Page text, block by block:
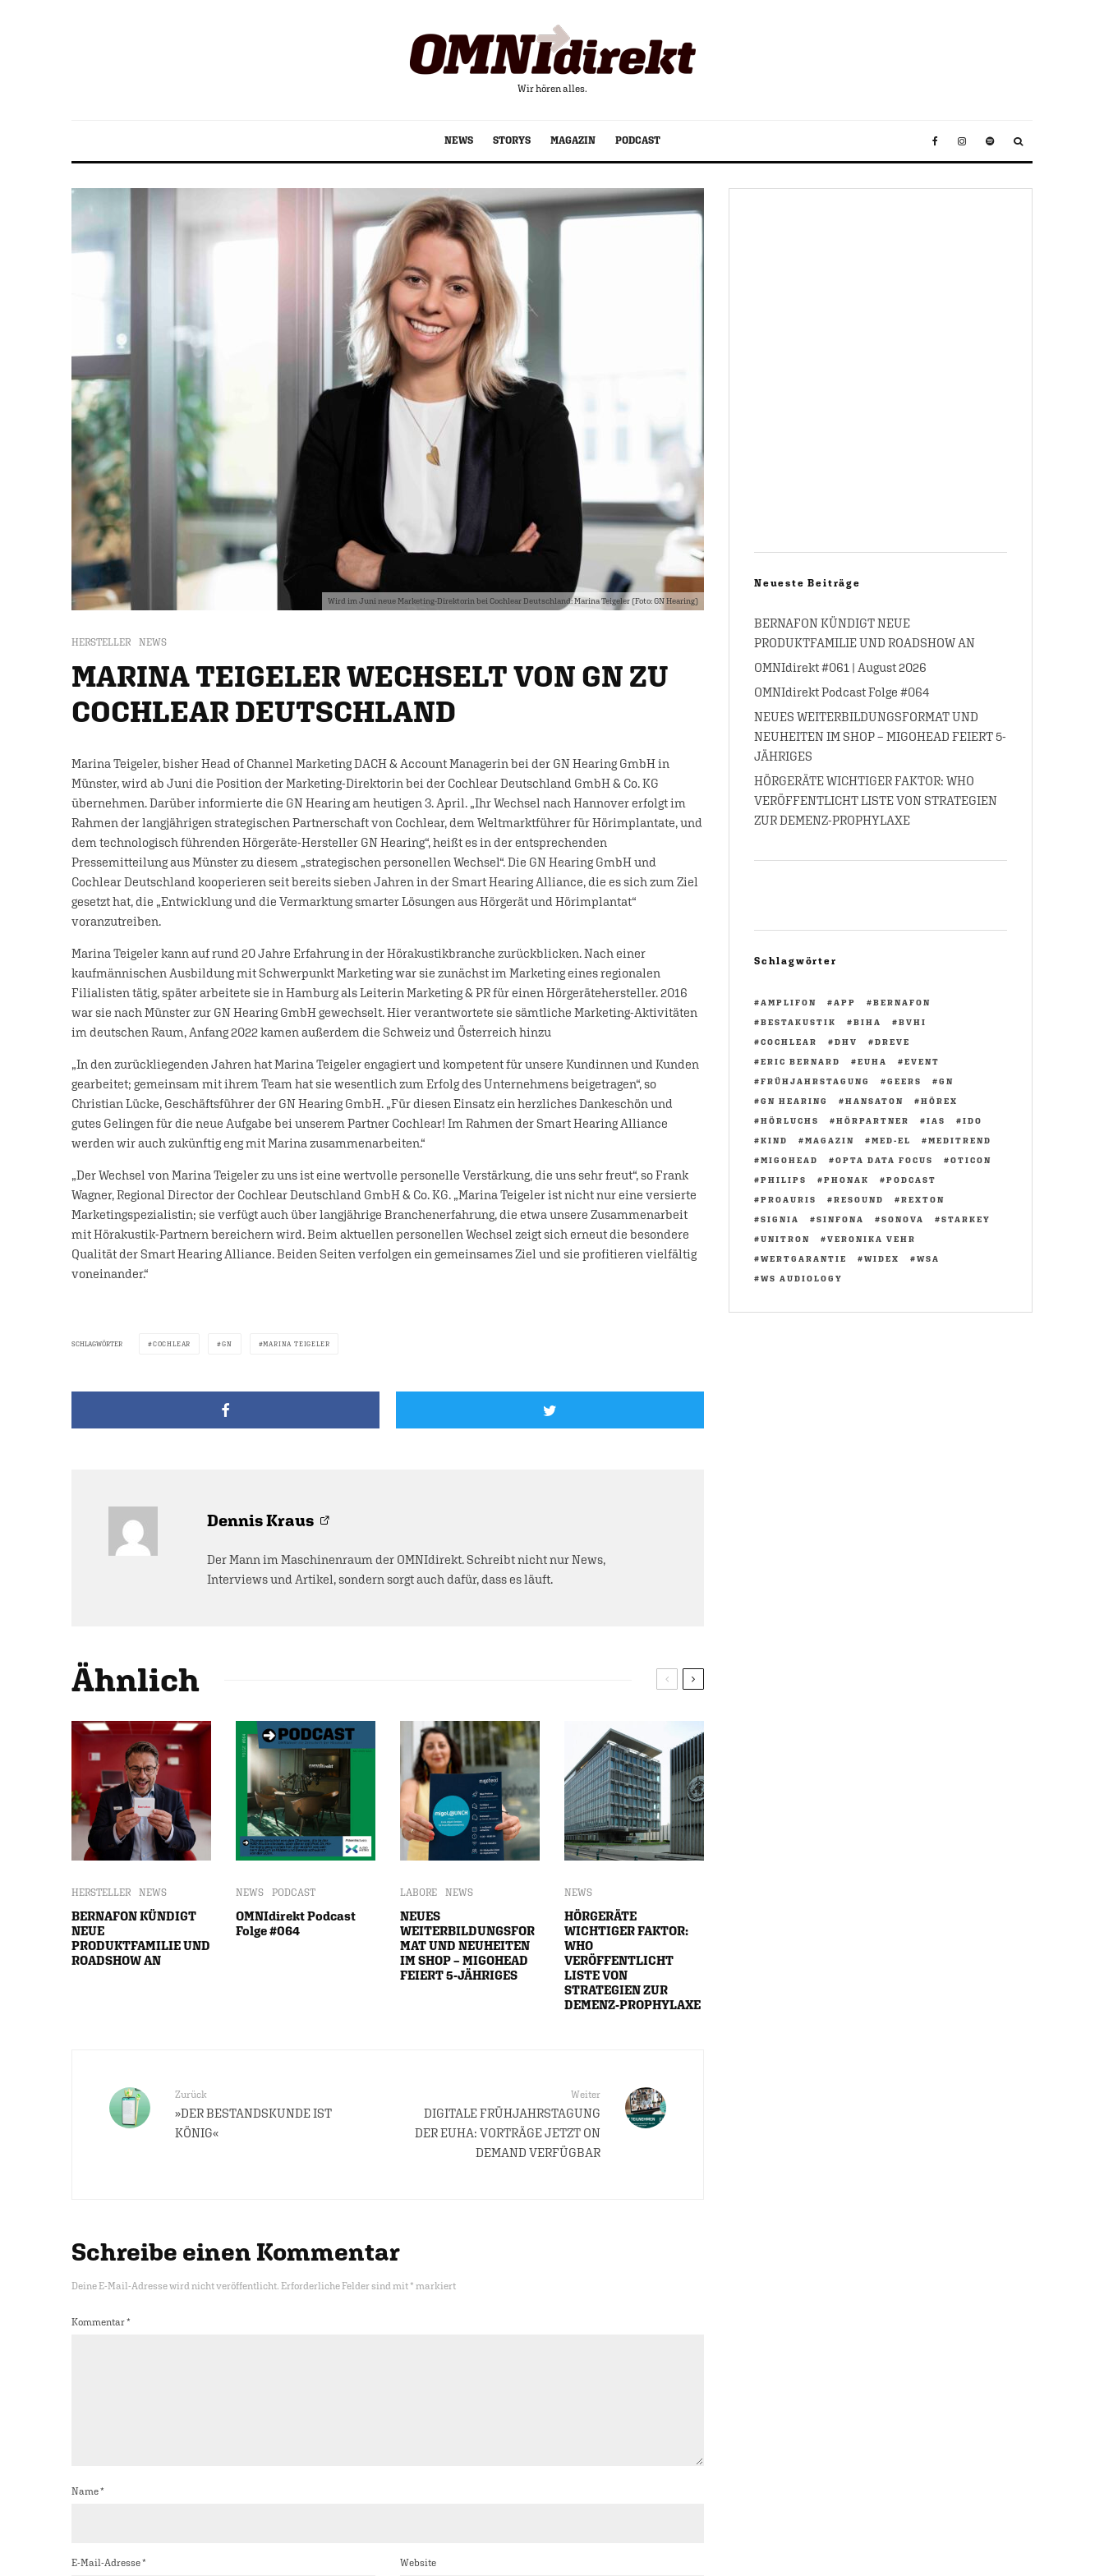
Wir hören alles.
NEWS STORYS MAGAZIN PODCAST
Wird im Juni neue Marketing-Direktorin bei Cochlear Deutschland: Marina Teigeler (Foto: GN Hearing)
HERSTELLER NEWS
MARINA TEIGELER WECHSELT VON GN ZU
COCHLEAR DEUTSCHLAND
Marina Teigeler, bisher Head of Channel Marketing DACH & Account Managerin bei der GN Hearing GmbH in
Münster, wird ab Juni die Position der Marketing-Direktorin bei der Cochlear Deutschland GmbH & Co. KG
übernehmen. Darüber informierte die GN Hearing am heutigen 3. April. „Ihr Wechsel nach Hannover erfolgt im
Rahmen der langjährigen strategischen Partnerschaft von Cochlear, dem Weltmarktführer für Hörimplantate, und
dem technologisch führenden Hörgeräte-Hersteller GN Hearing“, heißt es in der entsprechenden
Pressemitteilung aus Münster zu diesem „strategischen personellen Wechsel“. Die GN Hearing GmbH und
Cochlear Deutschland kooperieren seit bereits sieben Jahren in der Smart Hearing Alliance, die es sich zum Ziel
gesetzt hat, die „Entwicklung und die Vermarktung smarter Lösungen aus Hörgerät und Hörimplantat“
voranzutreiben.
Marina Teigeler kann auf rund 20 Jahre Erfahrung in der Hörakustikbranche zurückblicken. Nach einer
kaufmännischen Ausbildung mit Schwerpunkt Marketing war sie zunächst im Marketing eines regionalen
Filialisten tätig, später arbeitete sie in Hamburg als Leiterin Marketing & PR für einen Hörgerätehersteller. 2016
war sie nach Münster zur GN Hearing GmbH gewechselt. Hier verantwortete sie sämtliche Marketing-Aktivitäten
im deutschen Raum, Anfang 2022 kamen außerdem die Schweiz und Österreich hinzu
„In den zurückliegenden Jahren hat Marina Teigeler engagiert und kompetent für unsere Kundinnen und Kunden
gearbeitet; gemeinsam mit ihrem Team hat sie wesentlich zum Erfolg des Unternehmens beigetragen“, so
Christian Lücke, Geschäftsführer der GN Hearing GmbH. „Für diesen Einsatz ein herzliches Dankeschön und
gutes Gelingen für die neue Aufgabe bei unserem Partner Cochlear! Im Rahmen der Smart Hearing Alliance
werden wir auch zukünftig eng mit Marina zusammenarbeiten.“
„Der Wechsel von Marina Teigeler zu uns ist eine wertvolle personelle Verstärkung, die uns sehr freut“, so Frank
Wagner, Regional Director der Cochlear Deutschland GmbH & Co. KG. „Marina Teigeler ist nicht nur eine versierte
Marketingspezialistin; sie verfügt auch über langjährige Branchenerfahrung, die etwa unsere Zusammenarbeit
mit Hörakustik-Partnern bereichern wird. Beim aktuellen personellen Wechsel zeigt sich erneut die besondere
Qualität der Smart Hearing Alliance. Beiden Seiten verfolgen ein gemeinsames Ziel und sie profitieren vielfältig
voneinander.“
SCHLAGWÖRTER COCHLEAR GN MARINA TEIGELER
Dennis Kraus
Der Mann im Maschinenraum der OMNIdirekt. Schreibt nicht nur News,
Interviews und Artikel, sondern sorgt auch dafür, dass es läuft.
Ähnlich
HERSTELLER NEWS
BERNAFON KÜNDIGT
NEUE
PRODUKTFAMILIE UND
ROADSHOW AN
NEWS PODCAST
OMNIdirekt Podcast
Folge #064
LABORE NEWS
NEUES
WEITERBILDUNGSFOR
MAT UND NEUHEITEN
IM SHOP – MIGOHEAD
FEIERT 5-JÄHRIGES
NEWS
HÖRGERÄTE
WICHTIGER FAKTOR:
WHO
VERÖFFENTLICHT
LISTE VON
STRATEGIEN ZUR
DEMENZ-PROPHYLAXE
Zurück
»DER BESTANDSKUNDE IST
KÖNIG«
Weiter
DIGITALE FRÜHJAHRSTAGUNG
DER EUHA: VORTRÄGE JETZT ON
DEMAND VERFÜGBAR
Schreibe einen Kommentar
Deine E-Mail-Adresse wird nicht veröffentlicht. Erforderliche Felder sind mit* markiert
Kommentar*
Name*
E-Mail-Adresse* Website
Neueste Beiträge
BERNAFON KÜNDIGT NEUE
PRODUKTFAMILIE UND ROADSHOW AN
OMNIdirekt #061 | August 2026
OMNIdirekt Podcast Folge #064
NEUES WEITERBILDUNGSFORMAT UND
NEUHEITEN IM SHOP – MIGOHEAD FEIERT 5-
JÄHRIGES
HÖRGERÄTE WICHTIGER FAKTOR: WHO
VERÖFFENTLICHT LISTE VON STRATEGIEN
ZUR DEMENZ-PROPHYLAXE
Schlagwörter
AMPLIFON APP
BERNAFON
BESTAKUSTIK
BIHA
BVHI
COCHLEAR
DHV
DREVE
ERIC BERNARD
EUHA
EVENT
FRÜHJAHRSTAGUNG
GEERS
GN
GN HEARING
HANSATON
HÖREX
HÖRLUCHS
HÖRPARTNER IAS
IDO
KIND
MAGAZIN MED-EL
MEDITREND
MIGOHEAD
OPTA DATA FOCUS
OTICON
PHILIPS
PHONAK
PODCAST
PROAURIS
RESOUND
REXTON
SIGNIA
SINFONA SONOVA
STARKEY
UNITRON
VERONIKA VEHR
WERTGARANTIE
WIDEX
WSA
WS AUDIOLOGY